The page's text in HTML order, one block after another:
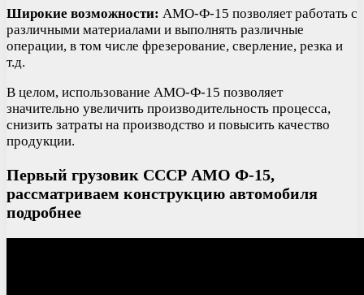
Широкие возможности: АМО-Ф-15 позволяет работать с
различными материалами и выполнять различные
операции, в том числе фрезерование, сверление, резка и
т.д.
В целом, использование АМО-Ф-15 позволяет
значительно увеличить производительность процесса,
снизить затраты на производство и повысить качество
продукции.
Первый грузовик СССР АМО Ф-15,
рассматриваем конструкцию автомобиля
подробнее